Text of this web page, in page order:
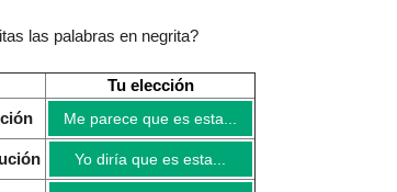
las palabras en negrita?
Tu elección
Me parece que es esta...
Yo diría que es esta...